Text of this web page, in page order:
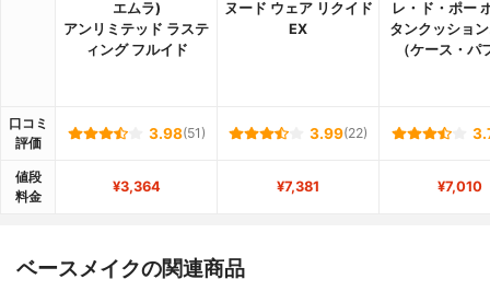
エムラ)
アンリミテッド ラステ
ィング フルイド
ヌード ウェア リクイド
EX
レ・ド・ポー
タンクッショ
（ケース・パ
口コミ
評価
3.98(51) 3.99(22)
値段
料金
¥3,364 ¥7,381 ¥7,010
ベースメイクの関連商品